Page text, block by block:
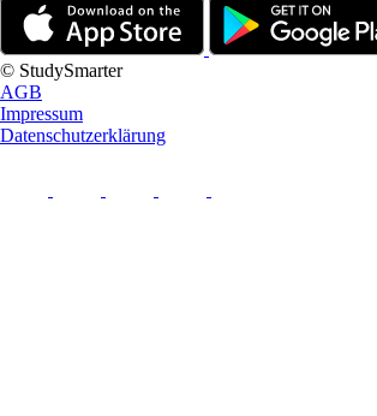
© StudySmarter
AGB
Impressum
Datenschutzerklärung